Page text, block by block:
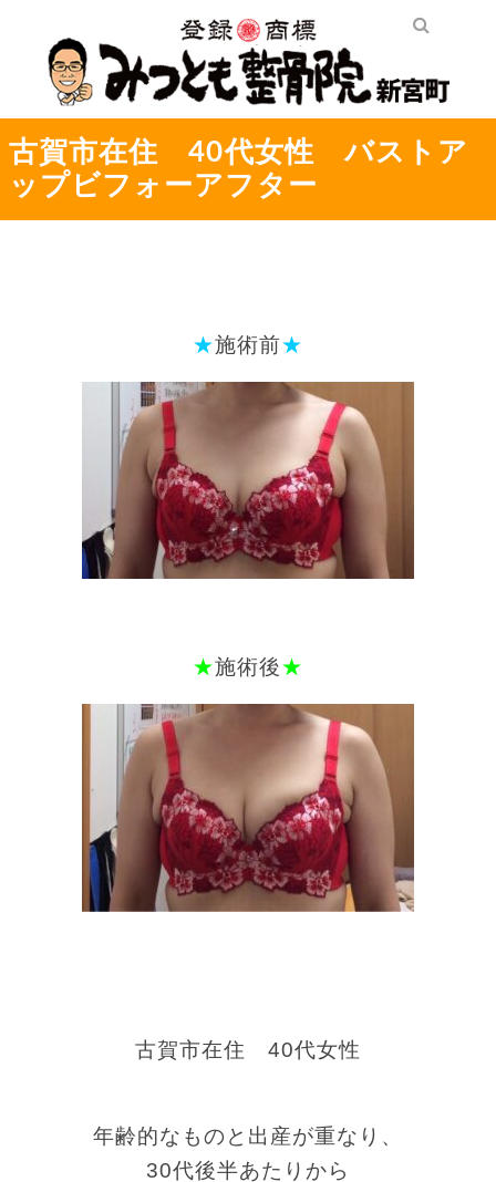
古賀市在住 40代女性 バストア
ップビフォーアフター
★施術前★
★施術後★
古賀市在住 40代女性
年齢的なものと出産が重なり、
30代後半あたりから